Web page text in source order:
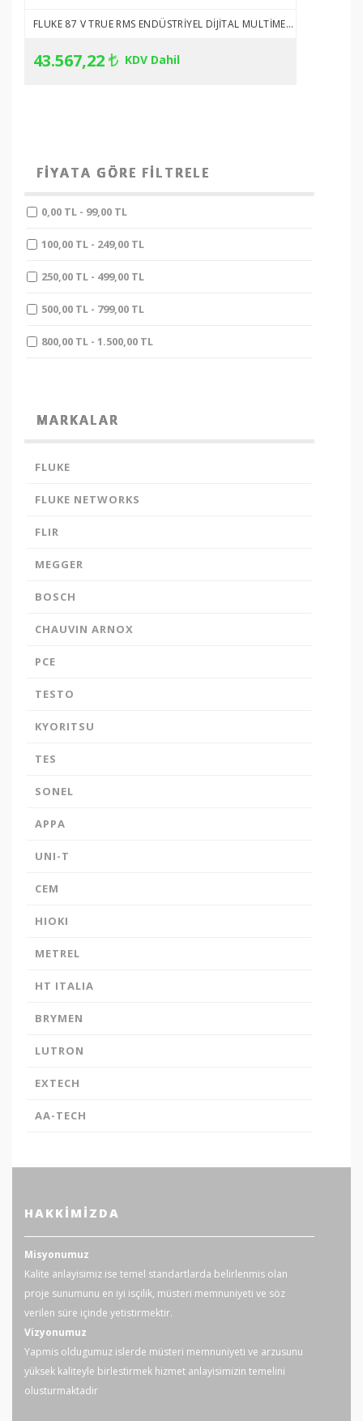
kredi kartı güvenliğini
sağlamaktadır.
FLUKE 87 V TRUE RMS ENDÜSTRIYEL DIJITAL MULTIMETRE
43.567,22 KDV Dahil
FIYATA GÖRE FILTRELE
0,00 TL - 99,00 TL
100,00 TL - 249,00 TL
250,00 TL - 499,00 TL
500,00 TL - 799,00 TL
800,00 TL - 1.500,00 TL
MARKALAR
FLUKE
FLUKE NETWORKS
FLIR
MEGGER
BOSCH
CHAUVIN ARNOX
PCE
TESTO
KYORITSU
TES
SONEL
APPA
UNI-T
CEM
HIOKI
METREL
HT ITALIA
BRYMEN
LUTRON
EXTECH
AA-TECH
HAKKIMIZDA
Misyonumuz
Kalite anlayisimiz ise temel standartlarda belirlenmis olan
proje sunumunu en iyi isçilik, müsteri memnuniyeti ve söz
verilen süre içinde yetistirmektir.
Vizyonumuz
Yapmis oldugumuz islerde müsteri memnuniyeti ve arzusunu
yüksek kaliteyle birlestirmek hizmet anlayisimizin temelini
olusturmaktadir